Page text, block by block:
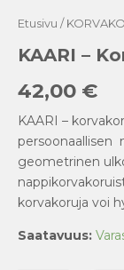
Etusivu /
KAARI –
42,00 €
KAARI –
persoonaallisen
geometrinen
korvakoruja voi
Saatavuus: